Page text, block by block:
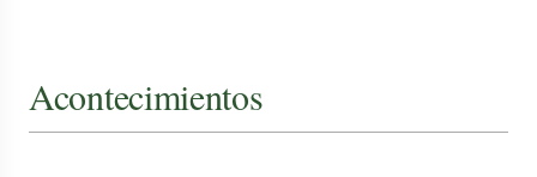
Acontecimientos